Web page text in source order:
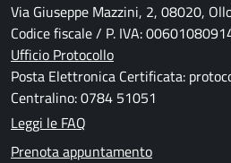
Via Giuseppe Mazzini, 2, 08020,
Codice fiscale / P. IVA:
Ufficio Protocollo
Posta Elettronica Certificata:
Centralino: 0784 51051
Leggi le FAQ
Prenota appuntamento